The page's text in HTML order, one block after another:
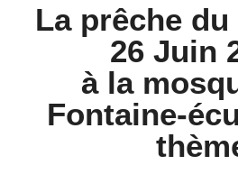
La prêche du
26 Juin
à la
Fontaine-